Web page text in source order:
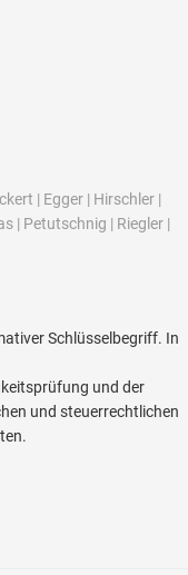
| Egger | Hirschler |
| Petutschnig | Riegler |
Schlüsselbegriff. In
und der
und steuerrechtlichen